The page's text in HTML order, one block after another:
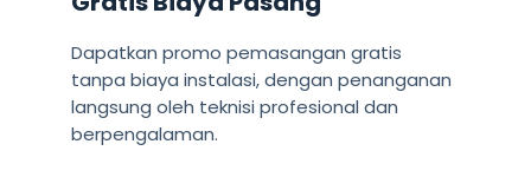
Dapatkan promo pemasangan gratis
tanpa biaya instalasi, dengan penanganan
langsung oleh teknisi profesional dan
berpengalaman.